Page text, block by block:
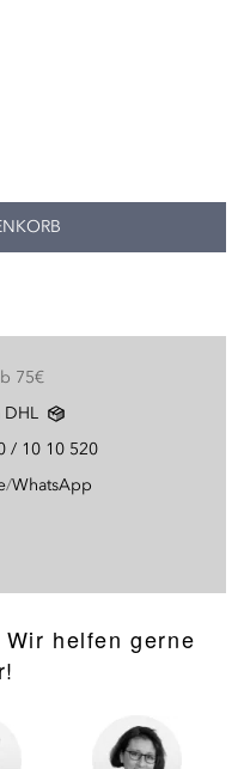
75€
DHL
/ 10 10 520
/WhatsApp
helfen gerne